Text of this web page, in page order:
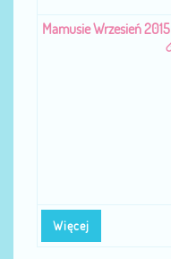
Więcej
Mamusie Wrzesień 2015